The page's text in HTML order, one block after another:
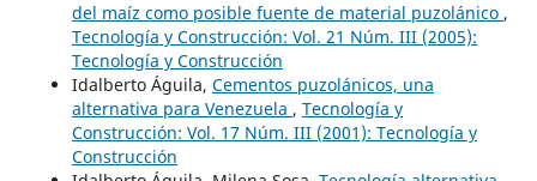
del maíz como posible fuente de material puzolánico ,
Tecnología y Construcción: Vol. 21 Núm. III (2005):
Tecnología y Construcción
Idalberto Águila, Cementos puzolánicos, una
alternativa para Venezuela , Tecnología y
Construcción: Vol. 17 Núm. III (2001): Tecnología y
Construcción